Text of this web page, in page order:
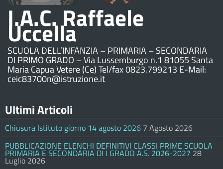
I.A.C. Raffaele
Uccella
SCUOLA DELL’INFANZIA – PRIMARIA – SECONDARIA
DI PRIMO GRADO – Via Lussemburgo n.1 81055 Santa
Maria Capua Vetere (Ce) Tel/fax 0823.799213 E-Mail:
ceic83700n@istruzione.it
Ultimi Articoli
Chiusura Istituto giorno 14 agosto 2026 7 Agosto 2026
PUBBLICAZIONE ELENCHI DEFINITIVI CLASSI PRIME SCUOLA
PRIMARIA E SECONDARIA DI I GRADO A.S. 2026-2027 28
Luglio 2026